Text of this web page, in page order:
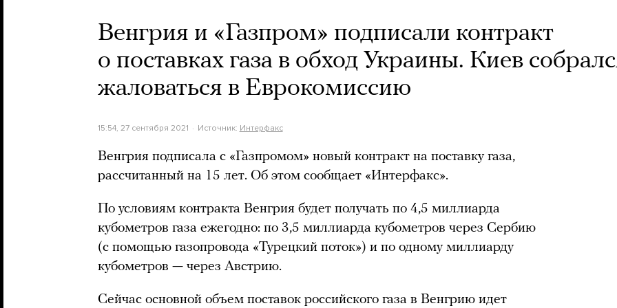
Венгрия и «Газпром» подписали контракт
о поставках газа в обход Украины. Киев
жаловаться в Еврокомиссию
15:54, 27 сентября 2021 Источник: Интерфакс
Венгрия подписала с «Газпромом» новый контракт на поставку газа,
рассчитанный на 15 лет. Об этом сообщает «Интерфакс».
По условиям контракта Венгрия будет получать по 4,5 миллиарда
кубометров газа ежегодно: по 3,5 миллиарда кубометров через Сербию
(с помощью газопровода «Турецкий поток») и по одному миллиарду
кубометров — через Австрию.
Сейчас основной объем поставок российского газа в Венгрию идет